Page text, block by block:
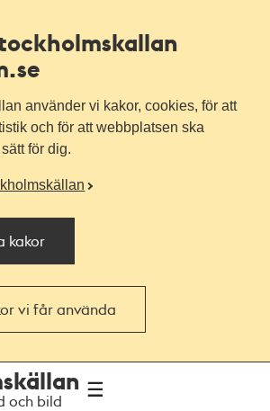
använder vi kakor, cookies, för att
och för att webbplatsen ska
för dig.
kakor
vi får använda
och bild